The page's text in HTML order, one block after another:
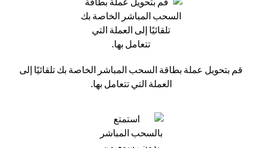
قم بتحويل عملة بطاقة السحب المباشر الخاصة بك تلقائيًا إلى
العملة التي تتعامل بها.